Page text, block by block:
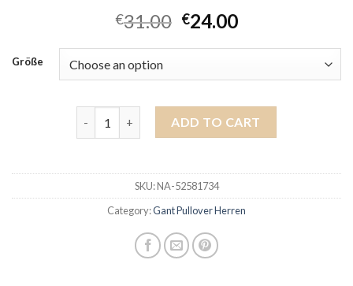
€31.00 €24.00
Größe
gant pullover herren quantity
ADD TO CART
SKU:NA-52581734
Category:Gant Pullover Herren